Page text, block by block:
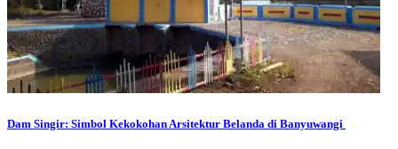
Dam Singir: Simbol Kekokohan Arsitektur Belanda di Banyuwangi